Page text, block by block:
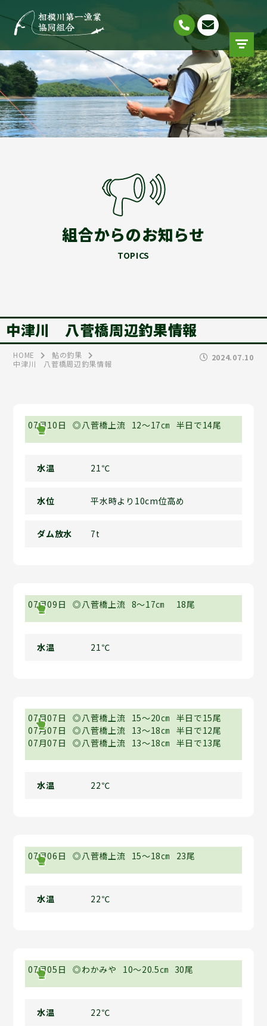
組合からのお知らせ
TOPICS
中津川 八菅橋周辺釣果情報
HOME
鮎の釣果
中津川 八菅橋周辺釣果情報
2024.07.10
07月10日 ◎八菅橋上流 12～17㎝ 半日で14尾
水温 21℃
水位 平水時より10cm位高め
ダム放水 7t
07月09日 ◎八菅橋上流 8～17㎝ 18尾
水温 21℃
07月07日 ◎八菅橋上流 15～20㎝ 半日で15尾
07月07日
◎八菅橋上流 13～18㎝ 半日で12尾
07月07日
◎八菅橋上流 13～18㎝ 半日で13尾
水温 22℃
07月06日 ◎八菅橋上流 15～18㎝ 23尾
水温 22℃
07月05日 ◎わかみや 10～20.5㎝ 30尾
水温 22℃